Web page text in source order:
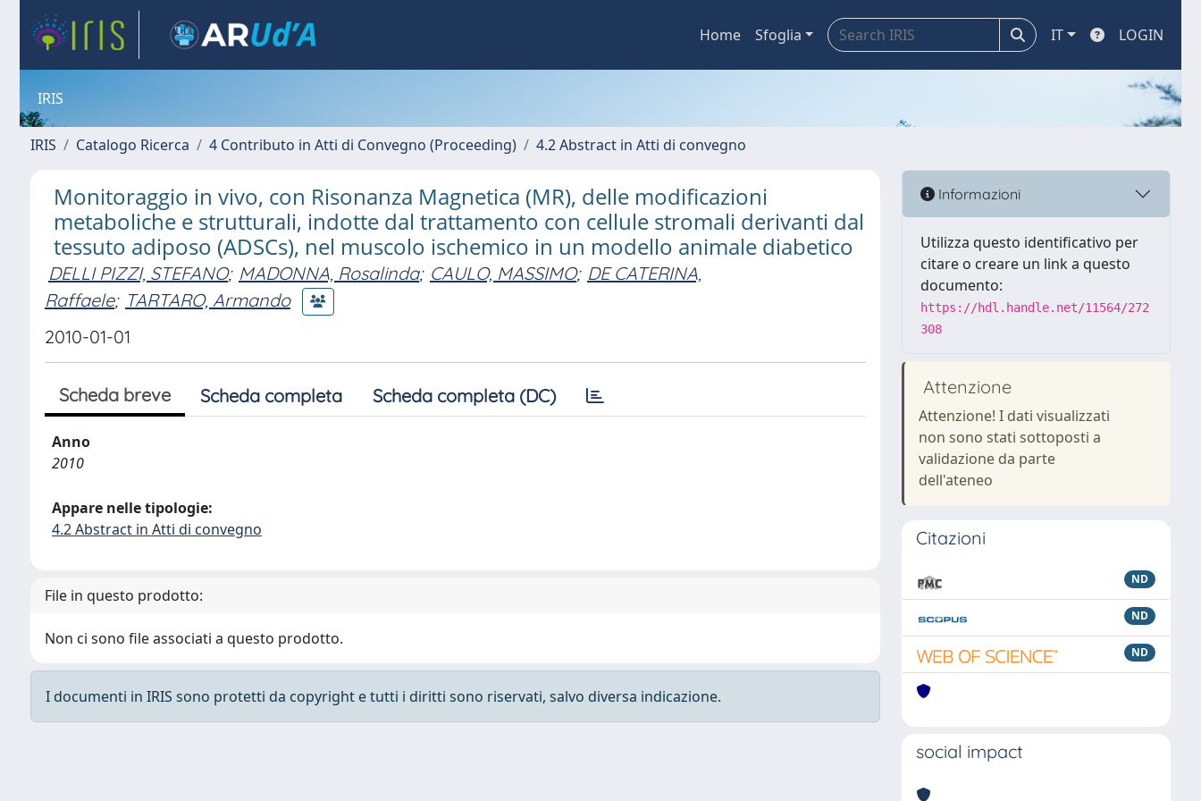
Home Sfoglia IT LOGIN
IRIS
IRIS Catalogo Ricerca 4 Contributo in Atti di Convegno (Proceeding) 4.2 Abstract in Atti di convegno
Monitoraggio in vivo, con Risonanza Magnetica (MR), delle modificazioni
metaboliche e strutturali, indotte dal trattamento con cellule stromali derivanti dal
tessuto adiposo (ADSCs), nel muscolo ischemico in un modello animale diabetico
DELLI PIZZI, STEFANO; MADONNA, Rosalinda; CAULO, MASSIMO; DE CATERINA,
Raffaele; TARTARO, Armando
2010-01-01
Scheda breve Scheda completa Scheda completa (DC)
Anno
2010
Appare nelle tipologie:
4.2 Abstract in Atti di convegno
File in questo prodotto:
Non ci sono file associati a questo prodotto.
I documenti in IRIS sono protetti da copyright e tutti i diritti sono riservati, salvo diversa indicazione.
Informazioni
Utilizza questo identificativo per
citare o creare un link a questo
documento:
https://hdl.handle.net/11564/272
308
Attenzione
Attenzione! I dati visualizzati
non sono stati sottoposti a
validazione da parte
dell'ateneo
Citazioni
ND
ND
ND
social impact